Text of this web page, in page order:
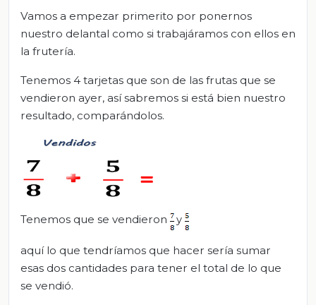
Vamos a empezar primerito por ponernos
nuestro delantal como si trabajáramos con ellos en
la frutería.
Tenemos 4 tarjetas que son de las frutas que se
vendieron ayer, así sabremos si está bien nuestro
resultado, comparándolos.
Tenemos que se vendieron y
aquí lo que tendríamos que hacer sería sumar
esas dos cantidades para tener el total de lo que
se vendió.